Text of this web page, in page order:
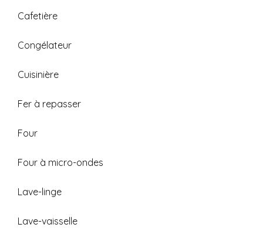
Cafetière
Congélateur
Cuisinière
Fer à repasser
Four
Four à micro-ondes
Lave-linge
Lave-vaisselle